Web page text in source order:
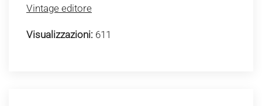
Vintage editore
Visualizzazioni: 611